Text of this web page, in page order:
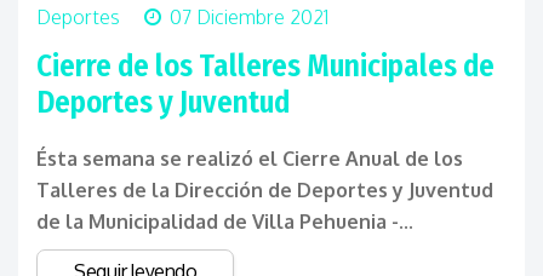
Deportes 07 Diciembre 2021
Cierre de los Talleres Municipales de
Deportes y Juventud
Ésta semana se realizó el Cierre Anual de los
Talleres de la Dirección de Deportes y Juventud
de la Municipalidad de Villa Pehuenia -...
Seguir leyendo